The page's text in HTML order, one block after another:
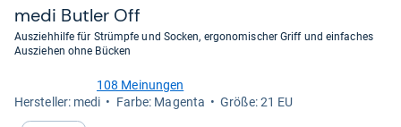
und
medi But­ler Off
Ausziehhilfe für Strümpfe und Socken, ergonomischer Griff und einfaches
Ausziehen ohne Bücken
von
108 Meinungen
Her­stel­ler: medi
Farbe: Magenta Größe: 21 EU